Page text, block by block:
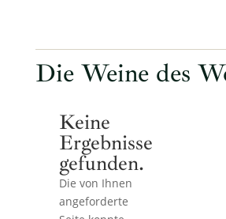
Die Weine des
Keine
Ergebnisse
gefunden.
Die von Ihnen
angeforderte